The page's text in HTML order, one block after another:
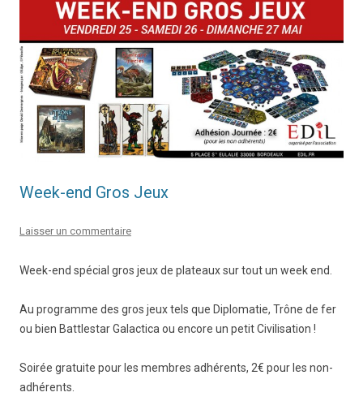
Week-end Gros Jeux
Laisser un commentaire
Week-end spécial gros jeux de plateaux sur tout un week end.
Au programme des gros jeux tels que Diplomatie, Trône de fer
ou bien Battlestar Galactica ou encore un petit Civilisation !
Soirée gratuite pour les membres adhérents, 2€ pour les non-
adhérents.